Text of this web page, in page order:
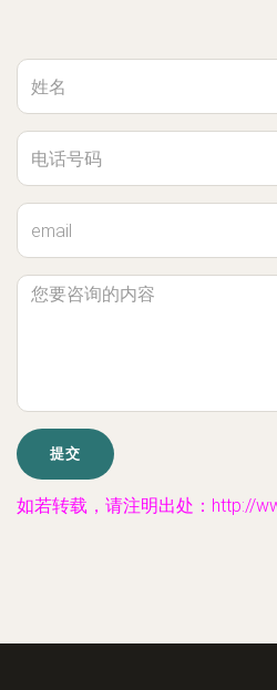
如若转载，请注明出处：http://